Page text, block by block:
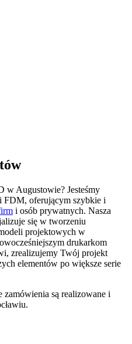
w Augustowie? Jesteśmy
FDM, oferującym szybkie i
i osób prywatnych. Nasza
się w tworzeniu
projektowych w
drukarkom
zrealizujemy Twój projekt
elementów po większe serie
zamówienia są realizowane i